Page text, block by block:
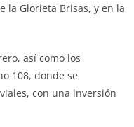
la Glorieta Brisas, y en la
así como los
108, donde se
con una inversión